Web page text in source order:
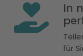
In
für